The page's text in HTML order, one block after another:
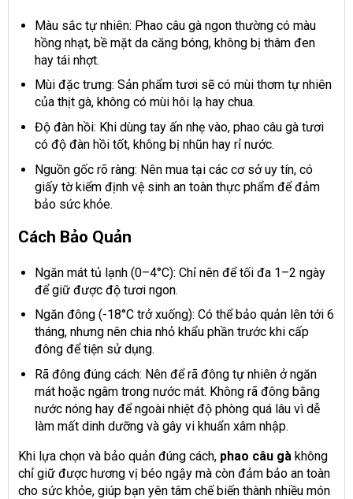
Màu sắc tự nhiên: Phao câu gà ngon thường có màu
hồng nhạt, bề mặt da căng bóng, không bị thâm đen
hay tái nhợt.
Mùi đặc trưng: Sản phẩm tươi sẽ có mùi thơm tự nhiên
của thịt gà, không có mùi hôi lạ hay chua.
Độ đàn hồi: Khi dùng tay ấn nhẹ vào, phao câu gà tươi
có độ đàn hồi tốt, không bị nhũn hay rỉ nước.
Nguồn gốc rõ ràng: Nên mua tại các cơ sở uy tín, có
giấy tờ kiểm định vệ sinh an toàn thực phẩm để đảm
bảo sức khỏe.
Cách Bảo Quản
Ngăn mát tủ lạnh (0–4°C): Chỉ nên để tối đa 1–2 ngày
để giữ được độ tươi ngon.
Ngăn đông (-18°C trở xuống): Có thể bảo quản lên tới 6
tháng, nhưng nên chia nhỏ khẩu phần trước khi cấp
đông để tiện sử dụng.
Rã đông đúng cách: Nên để rã đông tự nhiên ở ngăn
mát hoặc ngâm trong nước mát. Không rã đông bằng
nước nóng hay để ngoài nhiệt độ phòng quá lâu vì dễ
làm mất dinh dưỡng và gây vi khuẩn xâm nhập.
Khi lựa chọn và bảo quản đúng cách, phao câu gà không
chỉ giữ được hương vị béo ngậy mà còn đảm bảo an toàn
cho sức khỏe, giúp bạn yên tâm chế biến thành nhiều món